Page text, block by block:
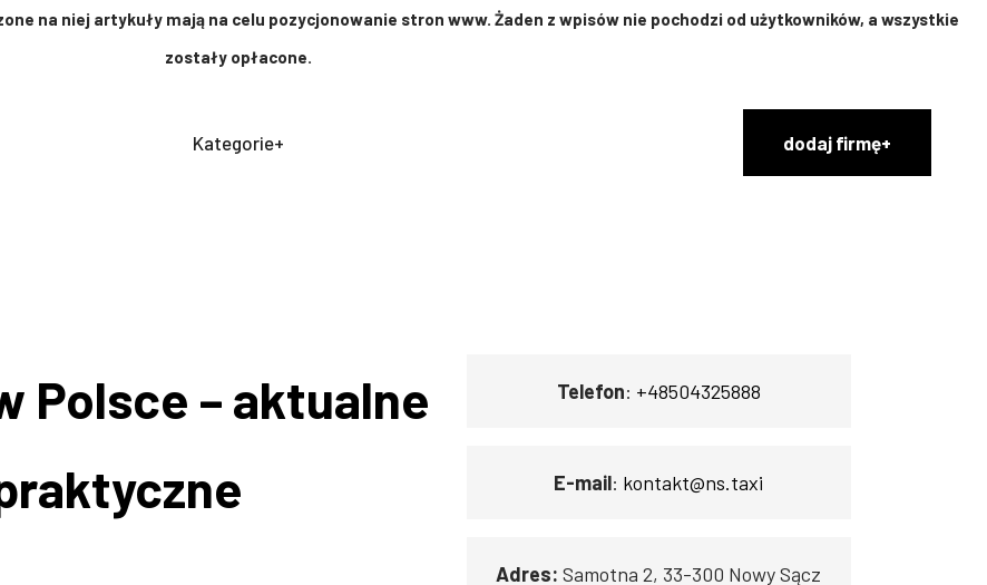
na niej artykuły mają na celu pozycjonowanie stron www. Żaden z wpisów nie pochodzi od użytkowników, a wszystkie
zostały opłacone.
Kategorie+ dodaj firmę+
Polsce – aktualne
Telefon: +48504325888
E-mail: kontakt@ns.taxi
Adres: Samotna 2, 33-300 Nowy Sącz